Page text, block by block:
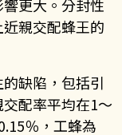
更大。分封性
親交配蜂王的
缺陷，包括引
配率平均在1～
％，工蜂為